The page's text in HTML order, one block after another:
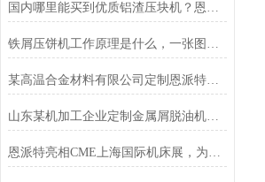
国内哪里能买到优质铝渣压块机？恩派特压饼机
铁屑压饼机工作原理是什么，一张图告诉你！
某高温合金材料有限公司定制恩派特脱油机客户案例
山东某机加工企业定制金属屑脱油机案例
恩派特亮相CME上海国际机床展，为机床行业蓄势赋能！